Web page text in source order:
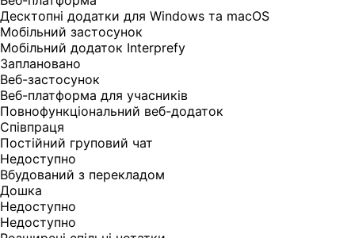
Десктопні додатки для Windows та macOS
Мобільний застосунок
Мобільний додаток Interprefy
Заплановано
Веб-застосунок
Веб-платформа для учасників
Повнофункціональний веб-додаток
Співпраця
Постійний груповий чат
Недоступно
Вбудований з перекладом
Дошка
Недоступно
Недоступно